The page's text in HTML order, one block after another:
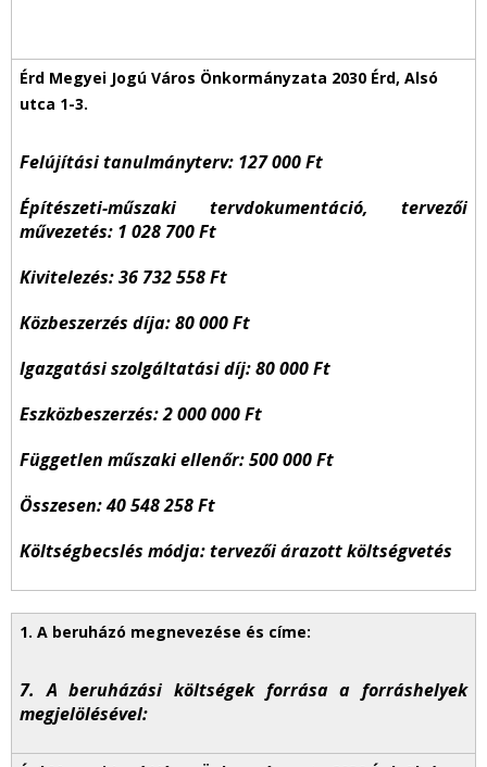
Felújítási tanulmányterv: 127 000 Ft
Építészeti-műszaki tervdokumentáció, tervezői
művezetés: 1 028 700 Ft
Kivitelezés: 36 732 558 Ft
Közbeszerzés díja: 80 000 Ft
Igazgatási szolgáltatási díj: 80 000 Ft
Eszközbeszerzés: 2 000 000 Ft
Független műszaki ellenőr: 500 000 Ft
Összesen: 40 548 258 Ft
Költségbecslés módja: tervezői árazott költségvetés
7. A beruházási költségek forrása a forráshelyek
megjelölésével: